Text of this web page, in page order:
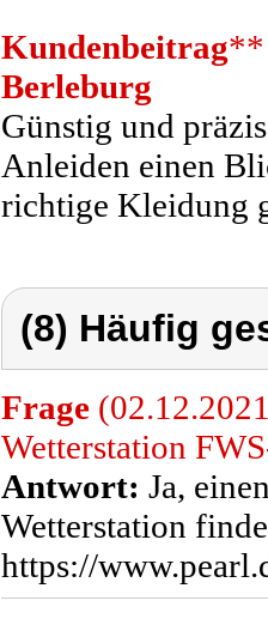
Kundenbeitrag**
Berleburg
Günstig und
Anleiden einen
richtige Kleidung
(8) Häufig
Frage
Wetterstation
Antwort: Ja,
Wetterstation
https://